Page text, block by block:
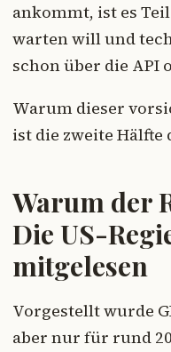
ankommt, ist es
warten will und
schon über die API
Warum dieser
ist die zweite Hälfte
Warum der
Die US-
mitgelesen
Vorgestellt wurde
aber nur für rund